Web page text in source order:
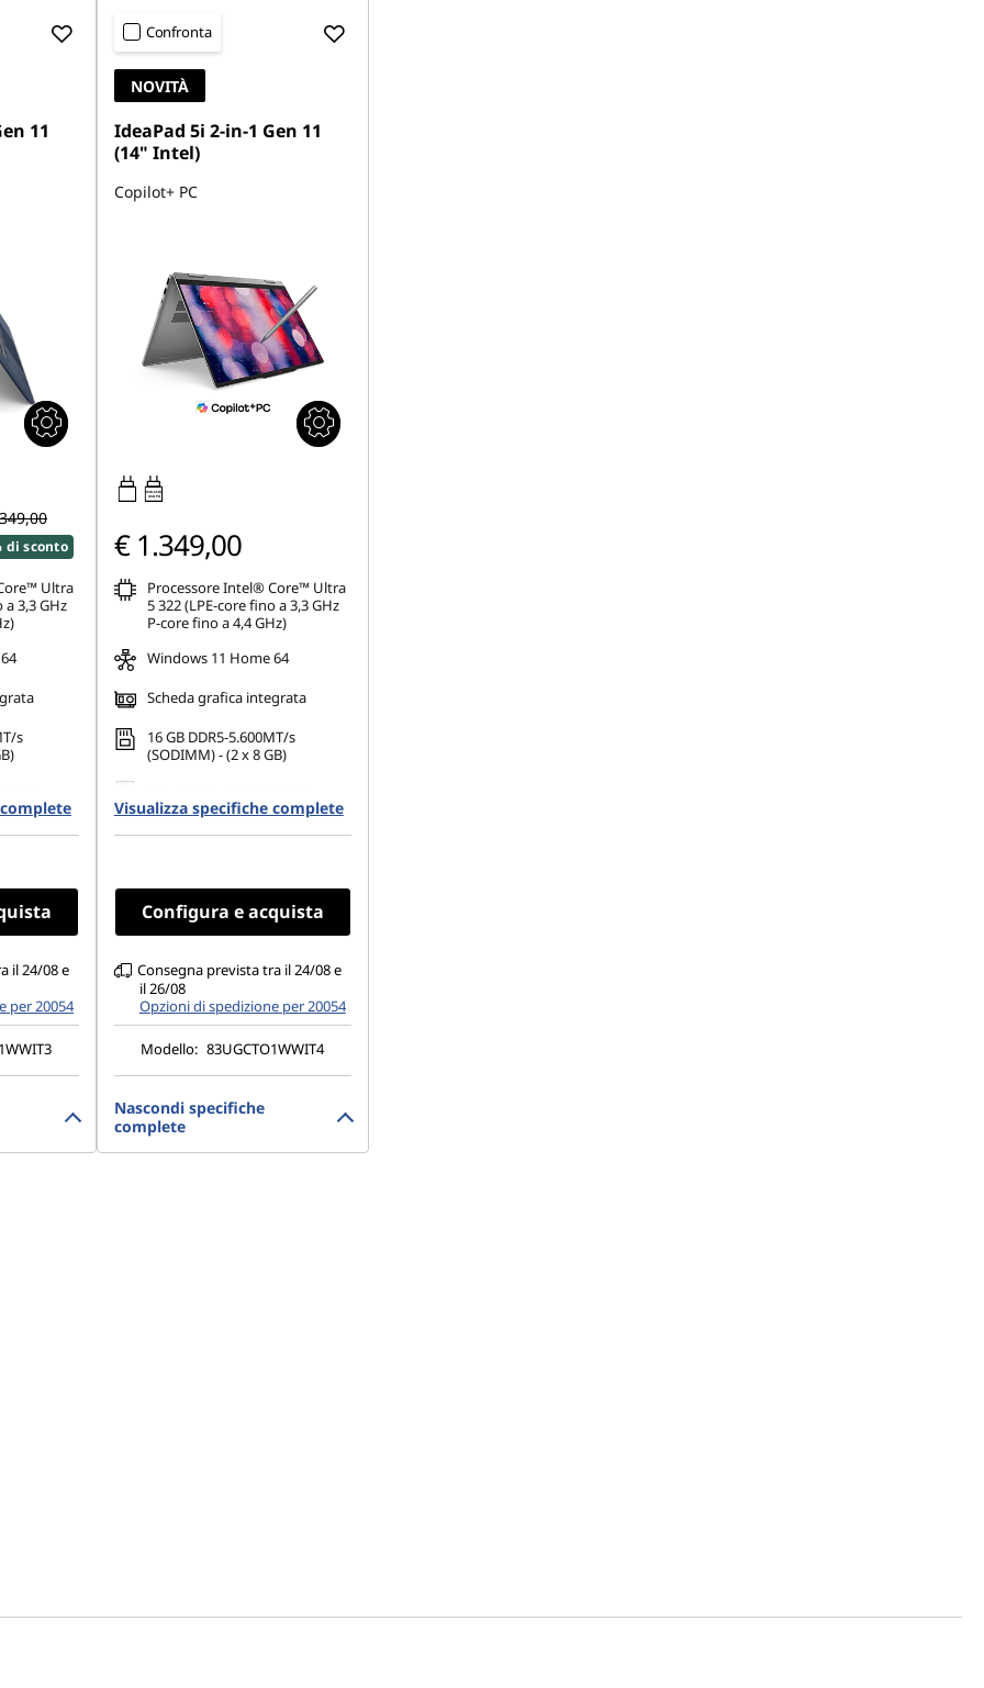
11
di sconto
Ultra
a 3,3 GHz
s
1.200), IPS,
NTSC
il 24/08 e
per 20054
Confronta
NOVITÀ
IdeaPad 5i 2-in-1 Gen 11
(14" Intel)
Copilot+ PC
45W-65W
USB PD
€ 1.349,00
Processore Intel® Core™ Ultra
5 322 (LPE-core fino a 3,3 GHz
P-core fino a 4,4 GHz)
Windows 11 Home 64
Scheda grafica integrata
16 GB DDR5-5.600MT/s
(SODIMM) - (2 x 8 GB)
Gen4 QLC
14" WUXGA (1.920 x 1.200), IPS,
Visualizza specifiche complete
Configura e acquista
Consegna prevista tra il 24/08 e
il 26/08
Opzioni di spedizione per 20054
Modello: 83UGCTO1WWIT4
Nascondi specifiche
complete